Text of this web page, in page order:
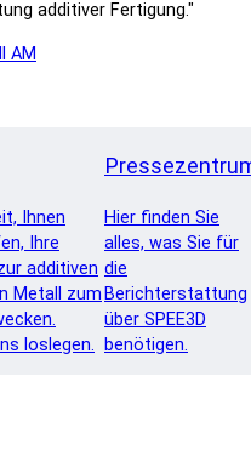
additiver Fertigung."
AM
Ihnen
Ihre
additiven
Metall zum
loslegen.
Hier finden Sie
alles, was Sie für
die
Berichterstattung
über SPEE3D
benötigen.